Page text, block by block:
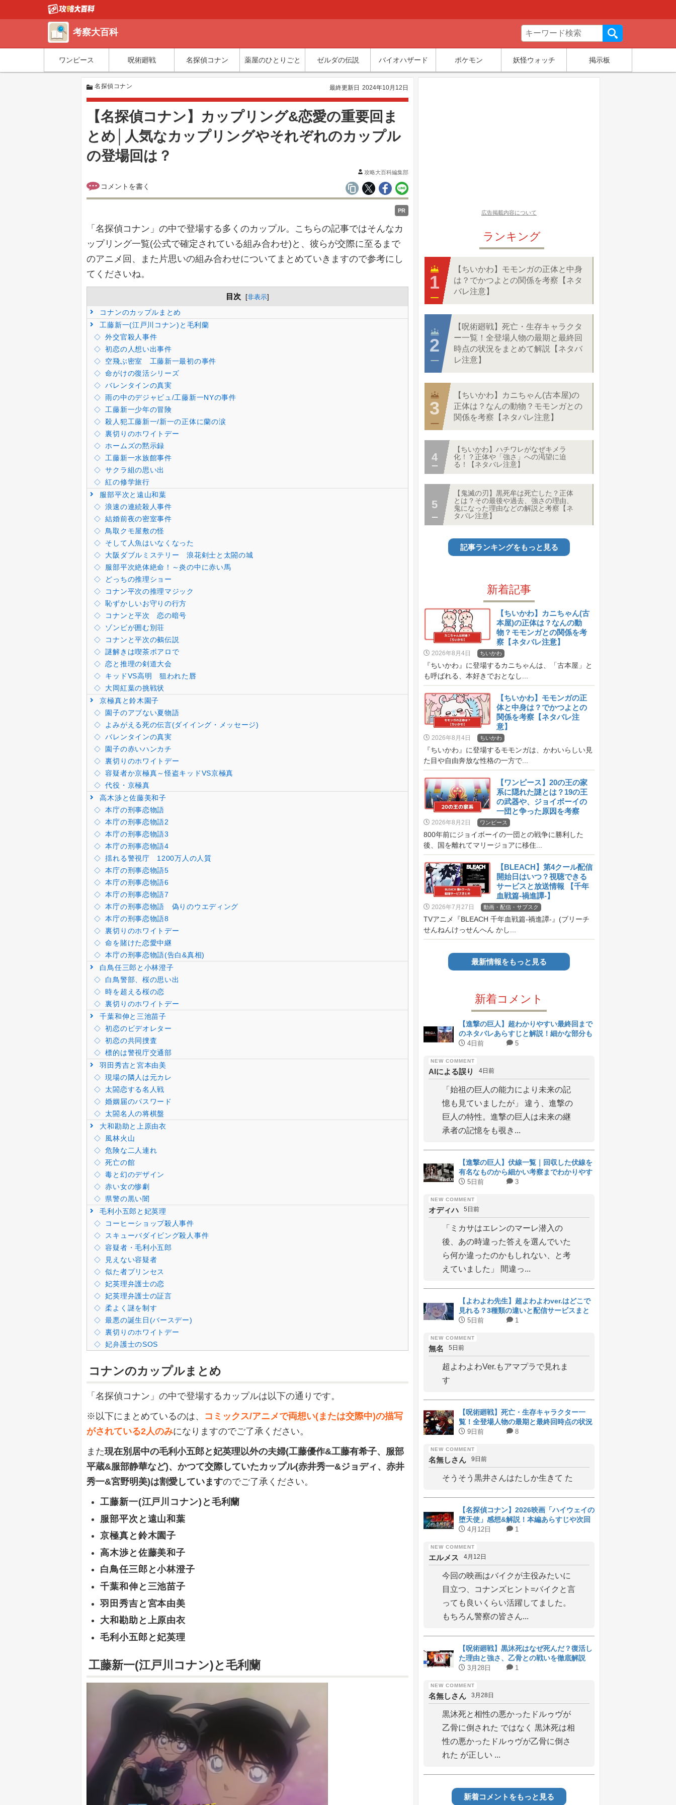
考察大百科
ワンピース 呪術廻戦 名探偵コナン 薬屋のひとりごと ゼルダの伝説 バイオハザード ポケモン 妖怪ウォッチ 掲示板
名探偵コナン 最終更新日 2024年10月12日
【名探偵コナン】カップリング&恋愛の重要回ま
とめ│人気なカップリングやそれぞれのカップル
の登場回は？
攻略大百科編集部
PR
「名探偵コナン」の中で登場する多くのカップル。こちらの記事ではそんなカ
ップリング一覧(公式で確定されている組み合わせ)と、彼らが交際に至るまで
のアニメ回、また片思いの組み合わせについてまとめていきますので参考にし
てくださいね。
目次 [非表示]
コナンのカップルまとめ
工藤新一(江戸川コナン)と毛利蘭
外交官殺人事件
初恋の人想い出事件
空飛ぶ密室 工藤新一最初の事件
命がけの復活シリーズ
バレンタインの真実
雨の中のデジャビュ/工藤新一NYの事件
工藤新一少年の冒険
殺人犯工藤新一/新一の正体に蘭の涙
裏切りのホワイトデー
ホームズの黙示録
工藤新一水族館事件
サクラ組の思い出
紅の修学旅行
服部平次と遠山和葉
浪速の連続殺人事件
結婚前夜の密室事件
鳥取クモ屋敷の怪
そして人魚はいなくなった
大阪ダブルミステリー 浪花剣士と太閤の城
服部平次絶体絶命！～炎の中に赤い馬
どっちの推理ショー
コナン平次の推理マジック
恥ずかしいお守りの行方
コナンと平次 恋の暗号
ゾンビが囲む別荘
コナンと平次の鵺伝説
謎解きは喫茶ポアロで
恋と推理の剣道大会
キッドVS高明 狙われた唇
大岡紅葉の挑戦状
京極真と鈴木園子
園子のアブない夏物語
よみがえる死の伝言(ダイイング・メッセージ)
バレンタインの真実
園子の赤いハンカチ
裏切りのホワイトデー
容疑者か京極真～怪盗キッドVS京極真
代役・京極真
高木渉と佐藤美和子
本庁の刑事恋物語
本庁の刑事恋物語2
本庁の刑事恋物語3
本庁の刑事恋物語4
揺れる警視庁 1200万人の人質
本庁の刑事恋物語5
本庁の刑事恋物語6
本庁の刑事恋物語7
本庁の刑事恋物語 偽りのウエディング
本庁の刑事恋物語8
裏切りのホワイトデー
命を賭けた恋愛中継
本庁の刑事恋物語(告白&真相)
白鳥任三郎と小林澄子
白鳥警部、桜の思い出
時を超える桜の恋
裏切りのホワイトデー
千葉和伸と三池苗子
初恋のビデオレター
初恋の共同捜査
標的は警視庁交通部
羽田秀吉と宮本由美
現場の隣人は元カレ
太閤恋する名人戦
婚姻届のパスワード
太閤名人の将棋盤
大和勘助と上原由衣
風林火山
危険な二人連れ
死亡の館
毒と幻のデザイン
赤い女の惨劇
県警の黒い闇
毛利小五郎と妃英理
コーヒーショップ殺人事件
スキューバダイビング殺人事件
容疑者・毛利小五郎
見えない容疑者
似た者プリンセス
妃英理弁護士の恋
妃英理弁護士の証言
柔よく謎を制す
最悪の誕生日(バースデー)
裏切りのホワイトデー
妃弁護士のSOS
コナンのカップルまとめ
「名探偵コナン」の中で登場するカップルは以下の通りです。
※以下にまとめているのは、 コミックス/アニメで両想い(または交際中)の描写
がされている2人のみになりますのでご了承ください。
また現在別居中の毛利小五郎と妃英理以外の夫婦(工藤優作&工藤有希子、服部
平蔵&服部静華など)、かつて交際していたカップル(赤井秀一&ジョディ、赤井
秀一&宮野明美)は割愛していますのでご了承ください。
工藤新一(江戸川コナン)と毛利蘭
服部平次と遠山和葉
京極真と鈴木園子
高木渉と佐藤美和子
白鳥任三郎と小林澄子
千葉和伸と三池苗子
羽田秀吉と宮本由美
大和勘助と上原由衣
毛利小五郎と妃英理
工藤新一(江戸川コナン)と毛利蘭
広告掲載内容について
ランキング
【ちいかわ】モモンガの正体と中身
は？でかつよとの関係を考察【ネタ
バレ注意】
【呪術廻戦】死亡・生存キャラクタ
ー一覧！全登場人物の最期と最終回
時点の状況をまとめて解説【ネタバ
レ注意】
【ちいかわ】カニちゃん(古本屋)の
正体は？なんの動物？モモンガとの
関係を考察【ネタバレ注意】
【ちいかわ】ハチワレがなぜキメラ
化！？正体や「強さ」への渇望に迫
る！【ネタバレ注意】
【鬼滅の刃】黒死牟は死亡した？正体
とは？その最後や過去、強さの理由、
鬼になった理由などの解説と考察【ネ
タバレ注意】
記事ランキングをもっと見る
新着記事
【ちいかわ】カニちゃん(古
本屋)の正体は？なんの動
物？モモンガとの関係を考
察【ネタバレ注意】
2026年8月4日 ちいかわ
『ちいかわ』に登場するカニちゃんは、「古本屋」と
も呼ばれる、本好きでおとなし...
【ちいかわ】モモンガの正
体と中身は？でかつよとの
関係を考察【ネタバレ注
意】
2026年8月4日 ちいかわ
『ちいかわ』に登場するモモンガは、かわいらしい見
た目や自由奔放な性格の一方で...
【ワンピース】20の王の家
系に隠れた謎とは？19の王
の武器や、ジョイボーイの
一団と争った原因を考察
【ネタバレ注意】
2026年8月2日 ワンピース
800年前にジョイボーイの一団との戦争に勝利した
後、国を離れてマリージョアに移住...
【BLEACH】第4クール配信
開始日はいつ？視聴できる
サービスと放送情報 【千年
血戦篇-禍進譚-】
2026年7月27日 動画・配信・サブスク
TVアニメ『BLEACH 千年血戦篇-禍進譚-』(ブリーチ
せんねんけっせんへん かし...
最新情報をもっと見る
新着コメント
【進撃の巨人】超わかりやすい最終回まで
のネタバレあらすじと解説！細かな部分も
解説【ネタバレ注意】
4日前 5
AIによる誤り 4日前
「始祖の巨人の能力により未来の記
憶も見ていましたが」 違う、進撃の
巨人の特性。進撃の巨人は未来の継
承者の記憶をも覗き...
【進撃の巨人】伏線一覧｜回収した伏線を
有名なものから細かい考察までわかりやす
く解説【ネタバレ注意】
5日前 3
オディハ 5日前
「ミカサはエレンのマーレ潜入の
後、あの時違った答えを選んでいた
ら何か違ったのかもしれない、と考
えていました」 間違っ...
【よわよわ先生】超よわよわver.はどこで
見れる？3種類の違いと配信サービスまと
め 5日前 1
無名 5日前
超よわよわVer.もアマプラで見れま
す
【呪術廻戦】死亡・生存キャラクター一
覧！全登場人物の最期と最終回時点の状況
をまとめて解説【ネタバレ注意】
9日前 8
名無しさん 9日前
そうそう黒井さんはたしか生きて た
【名探偵コナン】2026映画「ハイウェイの
堕天使」感想&解説！本編あらすじや次回
予告の考察まとめ【ネタバレ注意】
4月12日 1
エルメス 4月12日
今回の映画はバイクが主役みたいに
目立つ、コナンズヒント=バイクと言
っても良いくらい活躍してました。
もちろん警察の皆さん...
【呪術廻戦】黒沐死はなぜ死んだ？復活し
た理由と強さ、乙骨との戦いを徹底解説
【ネタバレ注意】
3月28日 1
名無しさん 3月28日
黒沐死と相性の悪かったドルゥヴが
乙骨に倒された ではなく 黒沐死は相
性の悪かったドルゥヴが乙骨に倒さ
れた が正しい ...
新着コメントをもっと見る